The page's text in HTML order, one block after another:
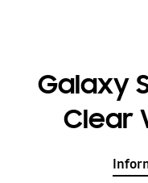
Galaxy
Clear